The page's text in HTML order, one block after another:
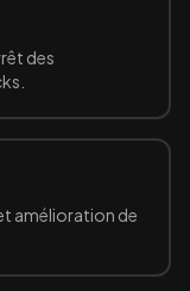
des
amélioration de